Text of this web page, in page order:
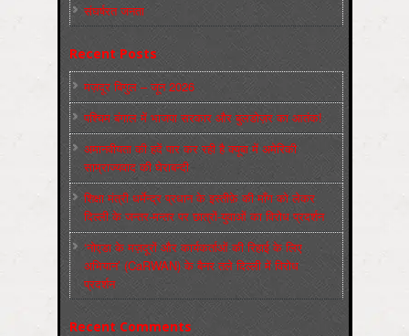
संघर्षरत जनता
Recent Posts
मज़दूर बिगुल – जून 2026
पश्चिम बंगाल में भाजपा सरकार और बुलडोज़र का आतंक!
अमानवीयता की हदें पार कर रही है क्यूबा में अमेरिकी
साम्राज्यवाद की घेराबन्दी
शिक्षा मंत्री धर्मेन्द्र प्रधान के इस्तीफ़े की माँग को लेकर
दिल्ली के जन्तर-मन्तर पर छात्रों-युवाओं का विरोध प्रदर्शन
‘नोएडा के मज़दूरों और कार्यकर्ताओं की रिहाई के लिए
अभियान’ (CaRWAN) के बैनर तले दिल्ली में विरोध
प्रदर्शन
Recent Comments